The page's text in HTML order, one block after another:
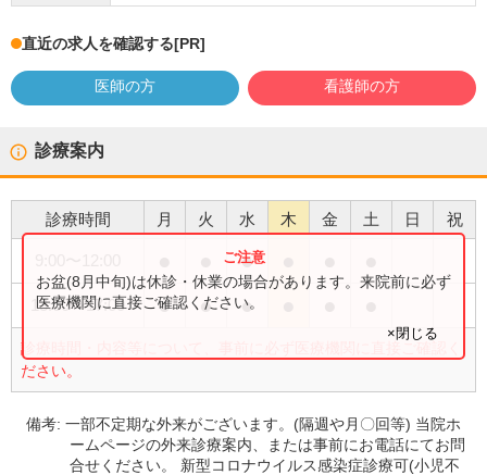
直近の求人を確認する[PR]
医師の方 看護師の方
診療案内
診療時間 月 火 水 木 金 土 日 祝
●
13:00〜17:00 ● ● ●
診療時間・内容等について、事前に必ず医療機関に直接ご確認く
ださい。
お盆(8月中旬)は休診・休業の場合があります。来院前に必ず
医療機関に直接ご確認ください。
×閉じる
備考:一部不定期な外来がございます。(隔週や月〇回等) 当院ホ
ームページの外来診療案内、または事前にお電話にてお問
合せください。 新型コロナウイルス感染症診療可(小児不